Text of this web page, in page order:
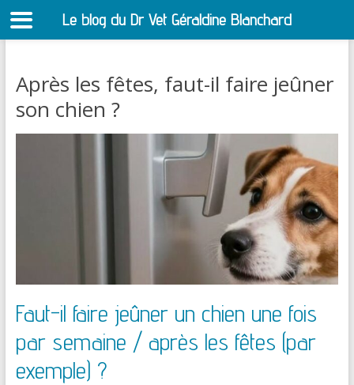
Après les fêtes, faut-il faire jeûner
son chien ?
Faut-il faire jeûner un chien une fois
par semaine / après les fêtes (par
exemple) ?
Le blog du Dr Vet Géraldine Blanchard